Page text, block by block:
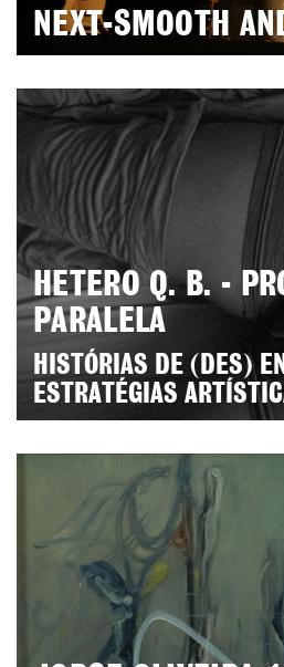
NEXT-SMOOTH
HETERO Q. B. -
PARALELA
HISTÓRIAS DE (DES)
ESTRATÉGIAS